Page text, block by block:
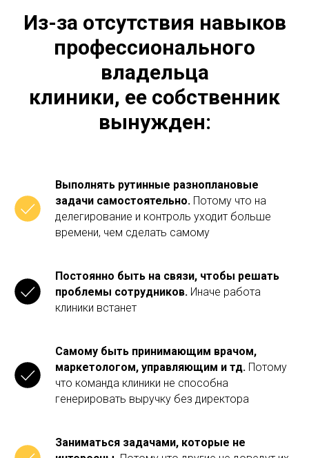
Из-за отсутствия навыков
профессионального
владельца
клиники, ее собственник
вынужден:
Выполнять рутинные разноплановые
задачи самостоятельно. Потому что на
делегирование и контроль уходит больше
времени, чем сделать самому
Постоянно быть на связи, чтобы решать
проблемы сотрудников. Иначе работа
клиники встанет
Самому быть принимающим врачом,
маркетологом, управляющим и тд. Потому
что команда клиники не способна
генерировать выручку без директора
Заниматься задачами, которые не